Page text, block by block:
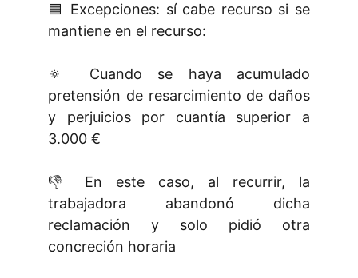
🟦 Excepciones: sí cabe recurso si se
mantiene en el recurso:
🔅 Cuando se haya acumulado
pretensión de resarcimiento de daños
y perjuicios por cuantía superior a
3.000 €
👎 En este caso, al recurrir, la
trabajadora abandonó dicha
reclamación y solo pidió otra
concreción horaria